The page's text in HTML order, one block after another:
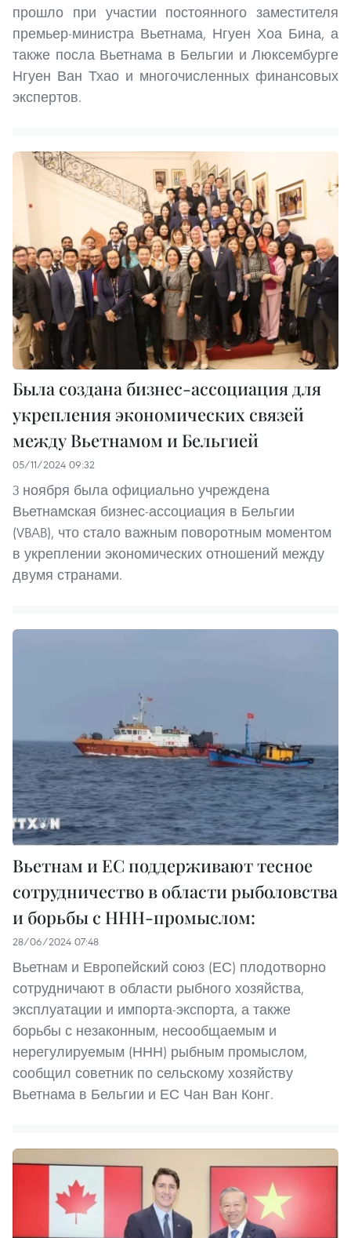
прошло при участии постоянного заместителя
премьер-министра Вьетнама, Нгуен Хоа Бина, а
также посла Вьетнама в Бельгии и Люксембурге
Нгуен Ван Тхао и многочисленных финансовых
экспертов.
Была создана бизнес-ассоциация для
укрепления экономических связей
между Вьетнамом и Бельгией
05/11/2024 09:32
3 ноября была официально учреждена
Вьетнамская бизнес-ассоциация в Бельгии
(VBAB), что стало важным поворотным моментом
в укреплении экономических отношений между
двумя странами.
Вьетнам и ЕС поддерживают тесное
сотрудничество в области рыболовства
и борьбы с ННН-промыслом:
28/06/2024 07:48
Вьетнам и Европейский союз (ЕС) плодотворно
сотрудничают в области рыбного хозяйства,
эксплуатации и импорта-экспорта, а также
борьбы с незаконным, несообщаемым и
нерегулируемым (ННН) рыбным промыслом,
сообщил советник по сельскому хозяйству
Вьетнама в Бельгии и ЕС Чан Ван Конг.